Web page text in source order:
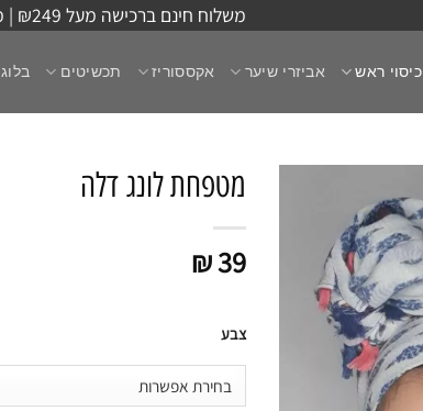
משלוח חינם ברכישה מעל ₪249 | מינימום הזמנה ₪100
כיסוי ראש אביזרי שיער אקססוריז תכשיטים בלוג
מטפחת לונג דלה
₪39
צבע